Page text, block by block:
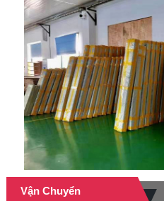
Vận Chuyển